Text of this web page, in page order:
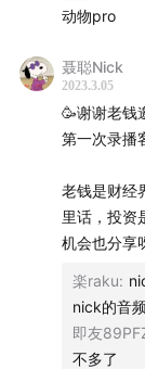
于是我邀请
底经历过什么
在？怎么玩？
🎯时间轴：
诚恳开场
在房企投
角，也彻底改
动物pro
聂聪Nick
2023.3.05
🥳谢谢老钱
第一次录播
老钱是财经
里话，投资
机会也分享
楽raku:
nick的音
即友
不多了